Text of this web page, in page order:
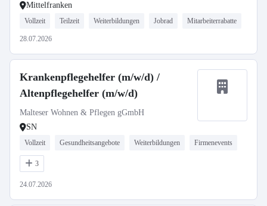
Mittelfranken
Vollzeit Teilzeit Weiterbildungen Jobrad Mitarbeiterrabatte
28.07.2026
Krankenpflegehelfer (m/w/d) /
Altenpflegehelfer (m/w/d)
Malteser Wohnen & Pflegen gGmbH
SN
Vollzeit Gesundheitsangebote Weiterbildungen Firmenevents
3
24.07.2026